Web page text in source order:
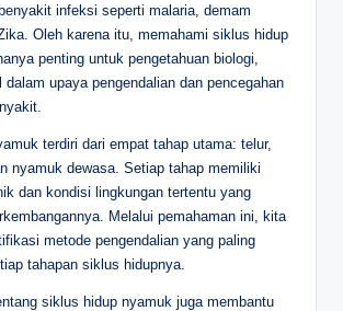
infeksi seperti malaria, demam
Oleh karena itu, memahami siklus hidup
penting untuk pengetahuan biologi,
upaya pengendalian dan pencegahan
terdiri dari empat tahap utama: telur,
nyamuk dewasa. Setiap tahap memiliki
dan kondisi lingkungan tertentu yang
Melalui pemahaman ini, kita
metode pengendalian yang paling
tahapan siklus hidupnya.
siklus hidup nyamuk juga membantu